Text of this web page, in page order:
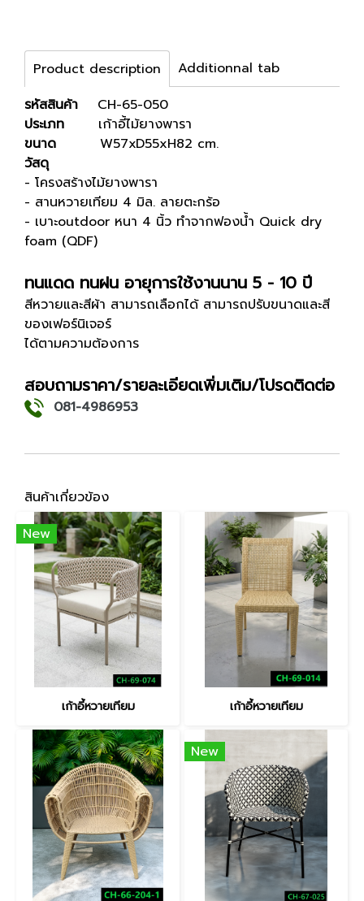
Product description
Additionnal tab
รหัสสินค้า CH-65-050
ประเภท
เก้าอี้ไม้ยางพารา
ขนาด
W57xD55xH82 cm.
วัสดุ
- โครงสร้างไม้ยางพารา
- สานหวายเทียม 4 มิล. ลายตะกร้อ
- เบาะoutdoor หนา 4 นิ้ว ทำจากฟองน้ำ Quick dry
foam (QDF)
ทนแดด ทนฝน อายุการใช้งานนาน 5 - 10 ปี
สีหวายและสีผ้า สามารถเลือกได้ สามารถปรับขนาดและสี
ของเฟอร์นิเจอร์
ได้ตามความต้องการ
สอบถามราคา/รายละเอียดเพิ่มเติม/โปรดติดต่อ
081-4986953
สินค้าเกี่ยวข้อง
New
เก้าอี้หวายเทียม เก้าอี้หวายเทียม
New